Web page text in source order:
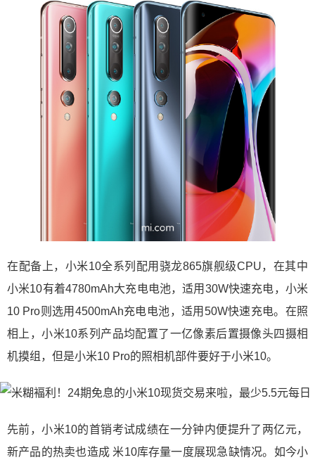
在配备上，小米10全系列配用骁龙865旗舰级CPU，在其中
小米10有着4780mAh大充电电池，适用30W快速充电，小米
10 Pro则选用4500mAh充电电池，适用50W快速充电。在照
相上，小米10系列产品均配置了一亿像素后置摄像头四摄相
机摸组，但是小米10 Pro的照相机部件要好于小米10。
先前，小米10的首销考试成绩在一分钟内便提升了两亿元，
新产品的热卖也造成 米10库存量一度展现急缺情况。如今小